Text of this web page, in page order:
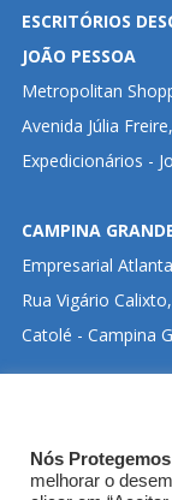
ESCRITÓRIOS
JOÃO PESSOA
Metropolitan
Avenida Júlia
Expedicionários -
CAMPINA
Empresarial Atlanta
Rua Vigário
Catolé - Campina
GOOGLE MAPS:
Nós
melhorar o